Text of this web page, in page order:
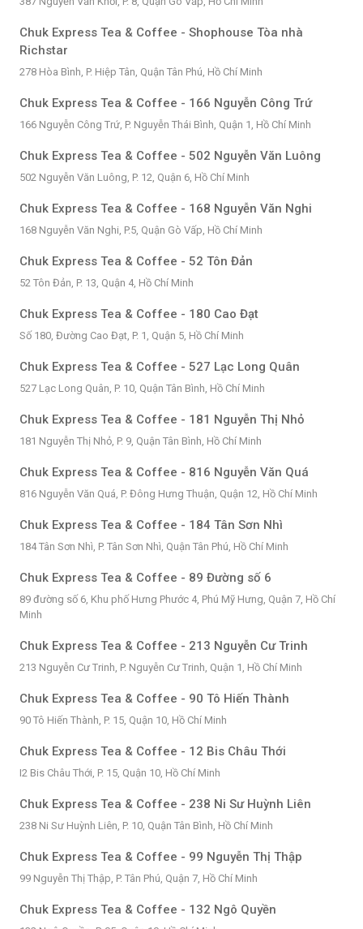
Chuk Express Tea & Coffee - Shophouse Tòa nhà
Richstar
278 Hòa Bình, P. Hiệp Tân, Quận Tân Phú, Hồ Chí Minh
Chuk Express Tea & Coffee - 166 Nguyễn Công Trứ
166 Nguyễn Công Trứ, P. Nguyễn Thái Bình, Quận 1, Hồ Chí Minh
Chuk Express Tea & Coffee - 502 Nguyễn Văn Luông
502 Nguyễn Văn Luông, P. 12, Quận 6, Hồ Chí Minh
Chuk Express Tea & Coffee - 168 Nguyễn Văn Nghi
168 Nguyễn Văn Nghi, P.5, Quận Gò Vấp, Hồ Chí Minh
Chuk Express Tea & Coffee - 52 Tôn Đản
52 Tôn Đản, P. 13, Quận 4, Hồ Chí Minh
Chuk Express Tea & Coffee - 180 Cao Đạt
Số 180, Đường Cao Đạt, P. 1, Quận 5, Hồ Chí Minh
Chuk Express Tea & Coffee - 527 Lạc Long Quân
527 Lạc Long Quân, P. 10, Quận Tân Bình, Hồ Chí Minh
Chuk Express Tea & Coffee - 181 Nguyễn Thị Nhỏ
181 Nguyễn Thị Nhỏ, P. 9, Quận Tân Bình, Hồ Chí Minh
Chuk Express Tea & Coffee - 816 Nguyễn Văn Quá
816 Nguyễn Văn Quá, P. Đông Hưng Thuận, Quận 12, Hồ Chí Minh
Chuk Express Tea & Coffee - 184 Tân Sơn Nhì
184 Tân Sơn Nhì, P. Tân Sơn Nhì, Quận Tân Phú, Hồ Chí Minh
Chuk Express Tea & Coffee - 89 Đường số 6
89 đường số 6, Khu phố Hưng Phước 4, Phú Mỹ Hưng, Quận 7, Hồ Chí
Minh
Chuk Express Tea & Coffee - 213 Nguyễn Cư Trinh
213 Nguyễn Cư Trinh, P. Nguyễn Cư Trinh, Quận 1, Hồ Chí Minh
Chuk Express Tea & Coffee - 90 Tô Hiến Thành
90 Tô Hiến Thành, P. 15, Quận 10, Hồ Chí Minh
Chuk Express Tea & Coffee - 12 Bis Châu Thới
I2 Bis Châu Thới, P. 15, Quận 10, Hồ Chí Minh
Chuk Express Tea & Coffee - 238 Ni Sư Huỳnh Liên
238 Ni Sư Huỳnh Liên, P. 10, Quận Tân Bình, Hồ Chí Minh
Chuk Express Tea & Coffee - 99 Nguyễn Thị Thập
99 Nguyễn Thị Thập, P. Tân Phú, Quận 7, Hồ Chí Minh
Chuk Express Tea & Coffee - 132 Ngô Quyền